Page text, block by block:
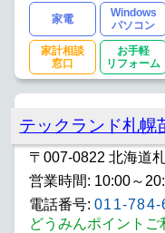
家電
Windows
パソコン
家計相談
窓口
お手軽
リフォーム
テックランド札幌
〒007-0822 北海道
営業時間: 10:00～
電話番号: 011-784-
どうみんポイント